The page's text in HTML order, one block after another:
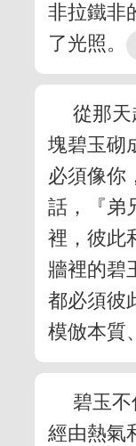
非拉鐵非
了光照。
從那
塊碧玉砌
必須像你
話，『弟
裡，彼此
牆裡的碧
都必須彼
模倣本質
碧玉
經由熱氣